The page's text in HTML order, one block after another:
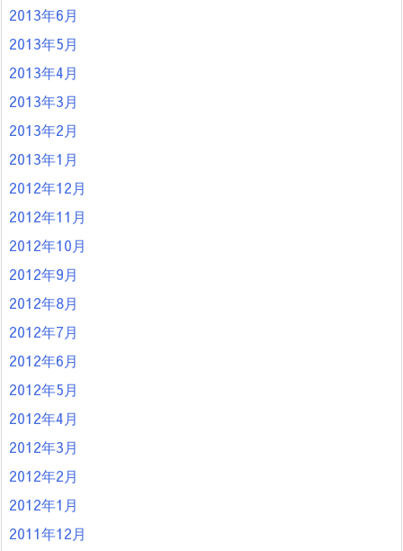
2013年6月
2013年5月
2013年4月
2013年3月
2013年2月
2013年1月
2012年12月
2012年11月
2012年10月
2012年9月
2012年8月
2012年7月
2012年6月
2012年5月
2012年4月
2012年3月
2012年2月
2012年1月
2011年12月